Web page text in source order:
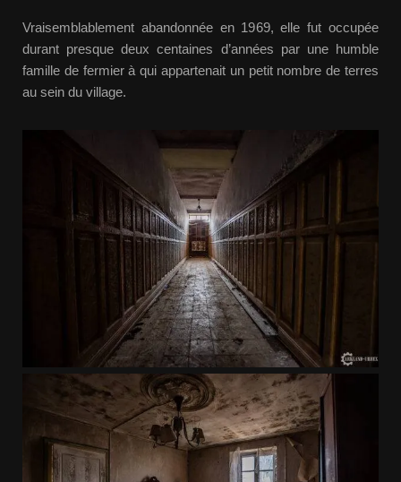
Vraisemblablement abandonnée en 1969, elle fut occupée
durant presque deux centaines d’années par une humble
famille de fermier à qui appartenait un petit nombre de terres
au sein du village.